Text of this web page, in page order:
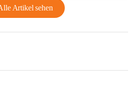
Artikel sehen